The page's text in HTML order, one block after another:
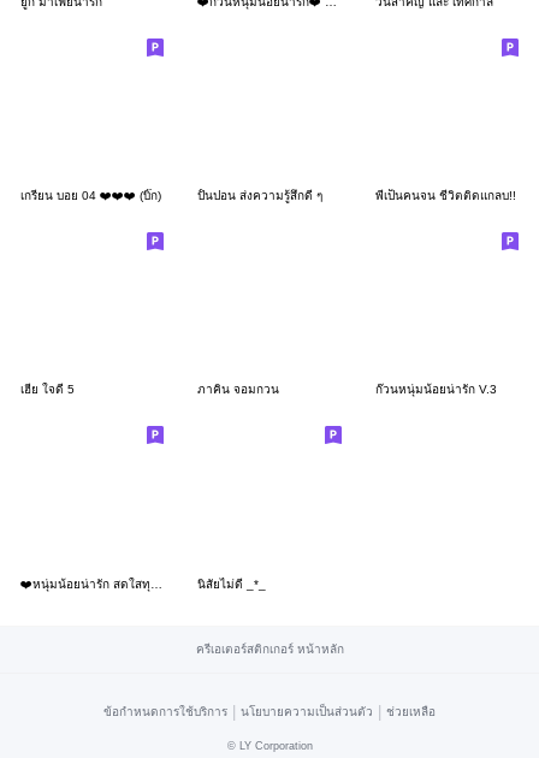
เกรียน บอย 04 ❤️❤️❤️ (บิ๊ก) ปั้นปอน ส่งความรู้สึกดี ๆ พี่เป็นคนจน ชีวิตติดแกลบ!!
เฮีย ใจดี 5 ภาคิน จอมกวน ก๊วนหนุ่มน้อยน่ารัก V.3
นิสัยไม่ดี _*_
ครีเอเตอร์สติกเกอร์ หน้าหลัก
ข้อกำหนดการใช้บริการ | นโยบายความเป็นส่วนตัว | ช่วยเหลือ
© LY Corporation